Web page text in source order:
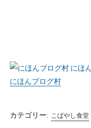
にほんブログ村
カテゴリー: こばやし食堂